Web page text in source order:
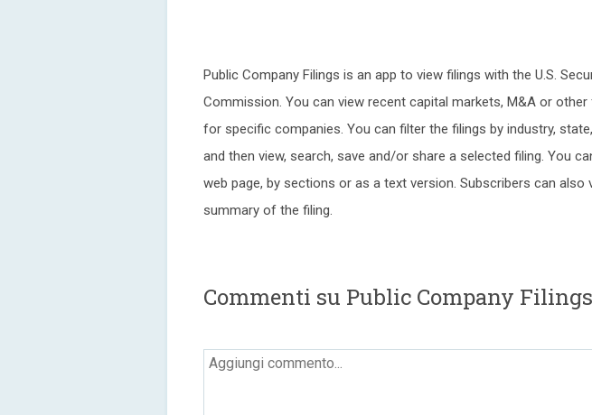
Public Company Filings is an app to view filings with the U.S.
Commission. You can view recent capital markets, M&A or other
for specific companies. You can filter the filings by industry,
and then view, search, save and/or share a selected filing. You
web page, by sections or as a text version. Subscribers can also
summary of the filing.
Commenti su Public Company Filings